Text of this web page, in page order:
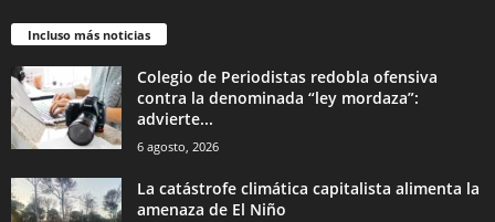
Incluso más noticias
Colegio de Periodistas redobla ofensiva
contra la denominada “ley mordaza”:
advierte...
6 agosto, 2026
La catástrofe climática capitalista alimenta la
amenaza de El Niño